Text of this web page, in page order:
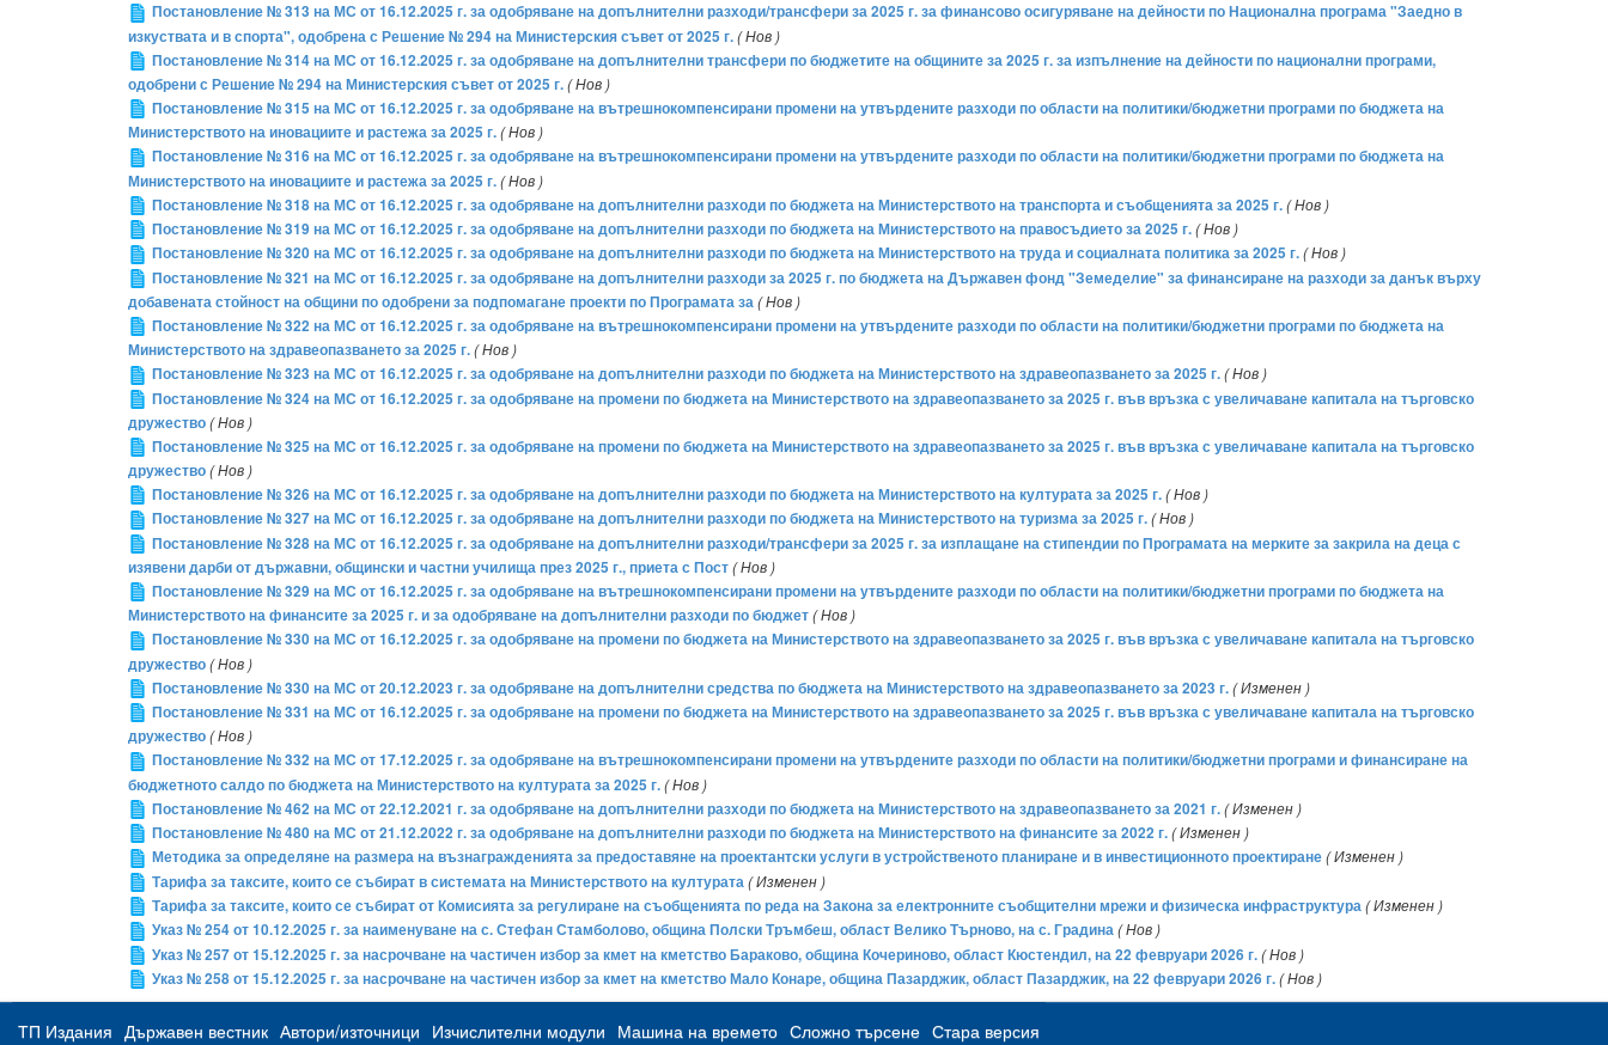
Постановление № 313 на МС от 16.12.2025 г. за одобряване на допълнителни разходи/трансфери за 2025 г. за финансово осигуряване на дейности по Национална програма "Заедно в
изкуствата и в спорта", одобрена с Решение № 294 на Министерския съвет от 2025 г.( Нов )
Постановление № 314 на МС от 16.12.2025 г. за одобряване на допълнителни трансфери по бюджетите на общините за 2025 г. за изпълнение на дейности по национални програми,
одобрени с Решение № 294 на Министерския съвет от 2025 г.( Нов )
Постановление № 315 на МС от 16.12.2025 г. за одобряване на вътрешнокомпенсирани промени на утвърдените разходи по области на политики/бюджетни програми по бюджета на
Министерството на иновациите и растежа за 2025 г.( Нов )
Постановление № 316 на МС от 16.12.2025 г. за одобряване на вътрешнокомпенсирани промени на утвърдените разходи по области на политики/бюджетни програми по бюджета на
Министерството на иновациите и растежа за 2025 г.( Нов )
Постановление № 318 на МС от 16.12.2025 г. за одобряване на допълнителни разходи по бюджета на Министерството на транспорта и съобщенията за 2025 г.( Нов )
Постановление № 319 на МС от 16.12.2025 г. за одобряване на допълнителни разходи по бюджета на Министерството на правосъдието за 2025 г.( Нов )
Постановление № 320 на МС от 16.12.2025 г. за одобряване на допълнителни разходи по бюджета на Министерството на труда и социалната политика за 2025 г.( Нов )
Постановление № 321 на МС от 16.12.2025 г. за одобряване на допълнителни разходи за 2025 г. по бюджета на Държавен фонд "Земеделие" за финансиране на разходи за данък върху
добавената стойност на общини по одобрени за подпомагане проекти по Програмата за( Нов )
Постановление № 322 на МС от 16.12.2025 г. за одобряване на вътрешнокомпенсирани промени на утвърдените разходи по области на политики/бюджетни програми по бюджета на
Министерството на здравеопазването за 2025 г.( Нов )
Постановление № 323 на МС от 16.12.2025 г. за одобряване на допълнителни разходи по бюджета на Министерството на здравеопазването за 2025 г.( Нов )
Постановление № 324 на МС от 16.12.2025 г. за одобряване на промени по бюджета на Министерството на здравеопазването за 2025 г. във връзка с увеличаване капитала на търговско
дружество( Нов )
Постановление № 325 на МС от 16.12.2025 г. за одобряване на промени по бюджета на Министерството на здравеопазването за 2025 г. във връзка с увеличаване капитала на търговско
дружество( Нов )
Постановление № 326 на МС от 16.12.2025 г. за одобряване на допълнителни разходи по бюджета на Министерството на културата за 2025 г.( Нов )
Постановление № 327 на МС от 16.12.2025 г. за одобряване на допълнителни разходи по бюджета на Министерството на туризма за 2025 г.( Нов )
Постановление № 328 на МС от 16.12.2025 г. за одобряване на допълнителни разходи/трансфери за 2025 г. за изплащане на стипендии по Програмата на мерките за закрила на деца с
изявени дарби от държавни, общински и частни училища през 2025 г., приета с Пос­т( Нов )
Постановление № 329 на МС от 16.12.2025 г. за одобряване на вътрешнокомпенсирани промени на утвърдените разходи по области на политики/бюджетни програми по бюджета на
Министерството на финансите за 2025 г. и за одобряване на допълнителни разходи по бюджет( Нов )
Постановление № 330 на МС от 16.12.2025 г. за одобряване на промени по бюджета на Министерството на здравеопазването за 2025 г. във връзка с увеличаване капитала на търговско
дружество( Нов )
Постановление № 330 на МС от 20.12.2023 г. за одобряване на допълнителни средства по бюджета на Министерството на здравеопазването за 2023 г.( Изменен )
Постановление № 331 на МС от 16.12.2025 г. за одобряване на промени по бюджета на Министерството на здравеопазването за 2025 г. във връзка с увеличаване капитала на търговско
дружество( Нов )
Постановление № 332 на МС от 17.12.2025 г. за одобряване на вътрешнокомпенсирани промени на утвърдените разходи по области на политики/бюджетни програми и финансиране на
бюджетното салдо по бюджета на Министерството на културата за 2025 г.( Нов )
Постановление № 462 на МС от 22.12.2021 г. за одобряване на допълнителни разходи по бюджета на Министерството на здравеопазването за 2021 г.( Изменен )
Постановление № 480 на МС от 21.12.2022 г. за одобряване на допълнителни разходи по бюджета на Министерството на финансите за 2022 г.( Изменен )
Методика за определяне на размера на възнагражденията за предоставяне на проектантски услуги в устройственото планиране и в инвестиционното проектиране( Изменен )
Тарифа за таксите, които се събират в системата на Министерството на културата( Изменен )
Тарифа за таксите, които се събират от Комисията за регулиране на съобщенията по реда на Закона за електронните съобщителни мрежи и физическа инфраструктура( Изменен )
Указ № 254 от 10.12.2025 г. за наименуване на с. Стефан Стамболово, община Полски Тръмбеш, област Велико Търново, на с. Градина( Нов )
Указ № 257 от 15.12.2025 г. за насрочване на частичен избор за кмет на кметство Бараково, община Кочериново, област Кюстендил, на 22 февруари 2026 г.( Нов )
Указ № 258 от 15.12.2025 г. за насрочване на частичен избор за кмет на кметство Мало Конаре, община Пазарджик, област Пазарджик, на 22 февруари 2026 г.( Нов )
ТП Издания Държавен вестник Автори/източници Изчислителни модули Машина на времето Сложно търсене Стара версия